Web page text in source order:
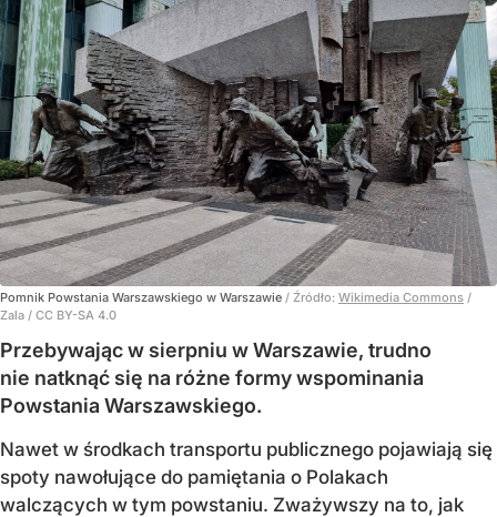
Pomnik Powstania Warszawskiego w Warszawie / Źródło: Wikimedia Commons /
Zala / CC BY-SA 4.0
Przebywając w sierpniu w Warszawie, trudno
nie natknąć się na różne formy wspominania
Powstania Warszawskiego.
Nawet w środkach transportu publicznego pojawiają się
spoty nawołujące do pamiętania o Polakach
walczących w tym powstaniu. Zważywszy na to, jak